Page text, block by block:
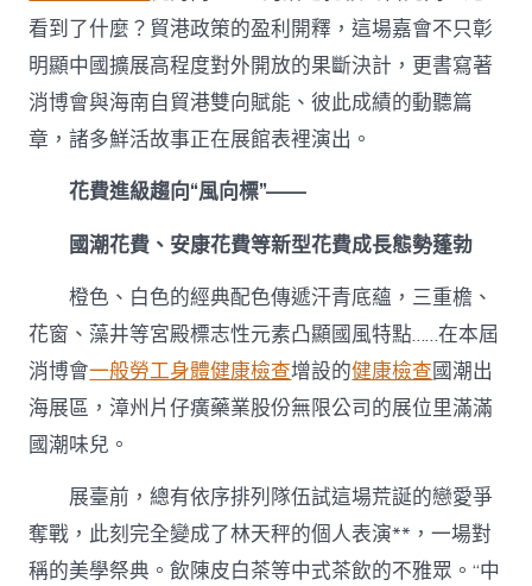
出
色〉
中
看到了什麼？貿港政策的盈利開釋，這場嘉會不只彰
明顯中國擴展高程度對外開放的果斷決計，更書寫著
消博會與海南自貿港雙向賦能、彼此成績的動聽篇
章，諸多鮮活故事正在展館表裡演出。
花費進級趨向“風向標”——
國潮花費、安康花費等新型花費成長態勢蓬勃
橙色、白色的經典配色傳遞汗青底蘊，三重檐、
花窗、藻井等宮殿標志性元素凸顯國風特點……在本屆
消博會一般勞工身體健康檢查增設的健康檢查國潮出
海展區，漳州片仔癀藥業股份無限公司的展位里滿滿
國潮味兒。
展臺前，總有依序排列隊伍試這場荒誕的戀愛爭
奪戰，此刻完全變成了林天秤的個人表演**，一場對
稱的美學祭典。飲陳皮白茶等中式茶飲的不雅眾。“中